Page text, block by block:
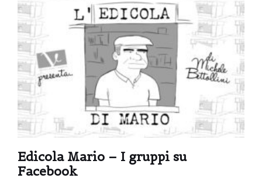
Edicola Mario – I gruppi su
Facebook